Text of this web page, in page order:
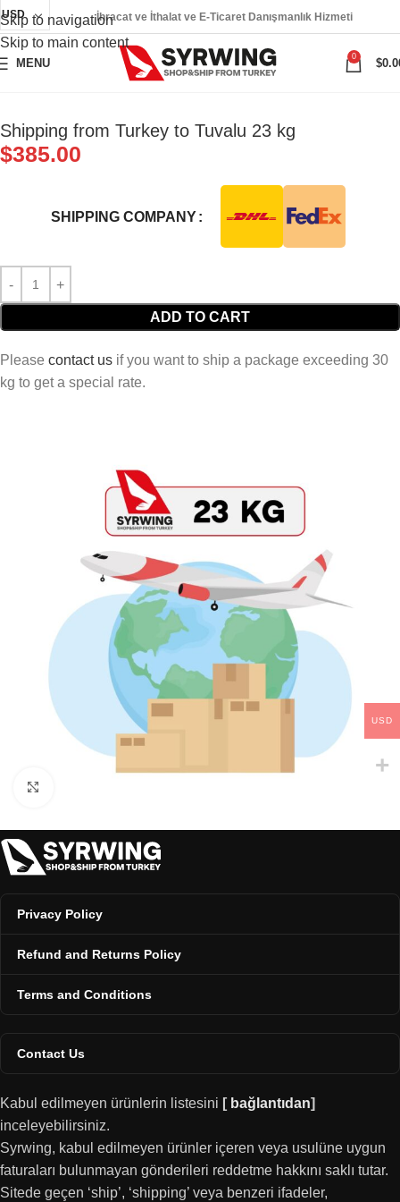
Skip to navigation
Skip to main content
USD İhracat ve İthalat ve E-Ticaret Danışmanlık Hizmeti
MENU
0
$
Shipping from Turkey to Tuvalu 23 kg
$385.00
SHIPPING COMPANY
ADD TO CART
Please contact us if you want to ship a package exceeding 30
kg to get a special rate.
Privacy Policy
Refund and Returns Policy
Terms and Conditions
Contact Us
Kabul edilmeyen ürünlerin listesini [ bağlantıdan]
inceleyebilirsiniz.
Syrwing, kabul edilmeyen ürünler içeren veya usulüne uygun
faturaları bulunmayan gönderileri reddetme hakkını saklı tutar.
Sitede geçen ‘ship’, ‘shipping’ veya benzeri ifadeler,
USD